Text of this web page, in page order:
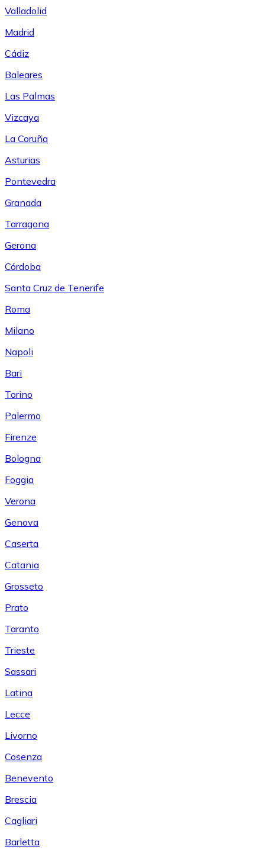
Valladolid
Madrid
Cádiz
Baleares
Las Palmas
Vizcaya
La Coruña
Asturias
Pontevedra
Granada
Tarragona
Gerona
Córdoba
Santa Cruz de Tenerife
Roma
Milano
Napoli
Bari
Torino
Palermo
Firenze
Bologna
Foggia
Verona
Genova
Caserta
Catania
Grosseto
Prato
Taranto
Trieste
Sassari
Latina
Lecce
Livorno
Cosenza
Benevento
Brescia
Cagliari
Barletta